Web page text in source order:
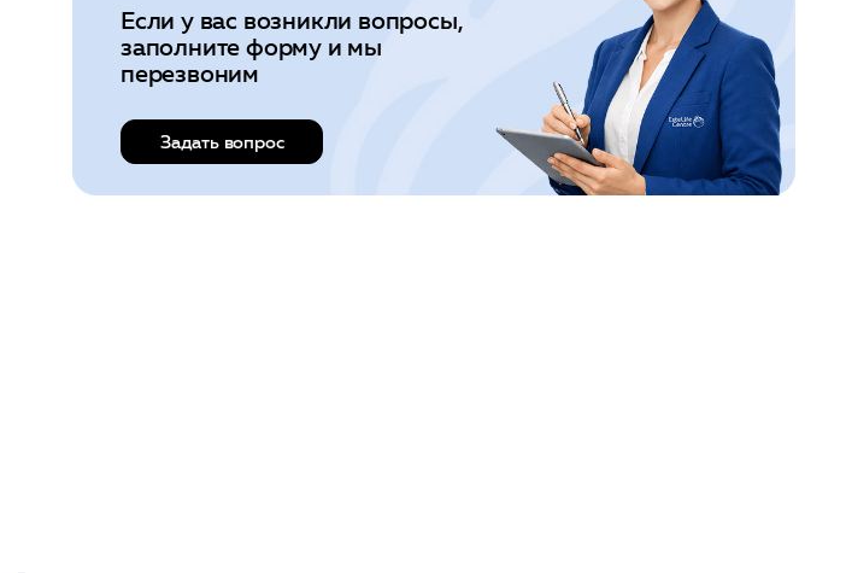
Если у вас возникли вопросы,
заполните форму и мы
перезвоним
Задать вопрос